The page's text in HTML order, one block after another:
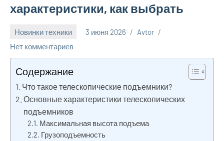
характеристики, как выбрать
Новинки техники 3 июня 2026
Avtor
Нет комментариев
Содержание
Что такое телескопические подъемники?
Основные характеристики телескопических
подъемников
Максимальная высота подъема
Грузоподъемность